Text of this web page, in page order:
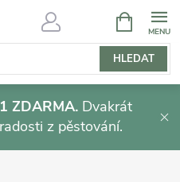
HLEDAT
NÁKUPNÍ
KOŠÍK
ZDARMA. Dvakrát
z pěstování.